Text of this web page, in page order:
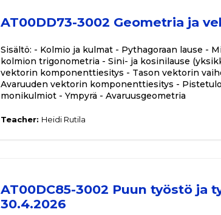
AT00DD73-3002 Geometria ja
Sisältö: - Kolmio ja kulmat - Pythagoraan lause -
kolmion trigonometria - Sini- ja kosinilause
vektorin komponenttiesitys - Tason vektorin
Avaruuden vektorin komponenttiesitys -
monikulmiot - Ympyrä - Avaruusgeometria
Teacher: Heidi Rutila
AT00DC85-3002 Puun työstö ja
30.4.2026